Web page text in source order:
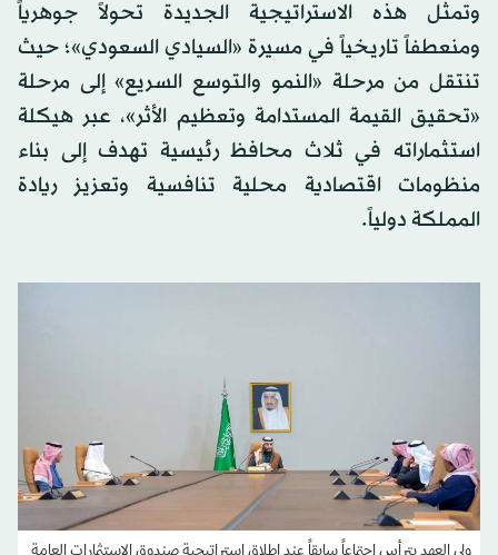
وتمثل هذه الاستراتيجية الجديدة تحولاً جوهرياً
ومنعطفاً تاريخياً في مسيرة «السيادي السعودي»؛ حيث
تنتقل من مرحلة «النمو والتوسع السريع» إلى مرحلة
«تحقيق القيمة المستدامة وتعظيم الأثر»، عبر هيكلة
استثماراته في ثلاث محافظ رئيسية تهدف إلى بناء
منظومات اقتصادية محلية تنافسية وتعزيز ريادة
المملكة دولياً.